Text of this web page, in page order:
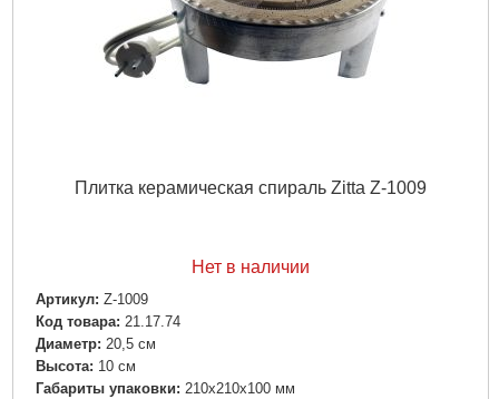
Плитка керамическая спираль Zitta Z-1009
Нет в наличии
Артикул: Z-1009
Код товара: 21.17.74
Диаметр: 20,5 см
Высота: 10 см
Габариты упаковки: 210x210x100 мм